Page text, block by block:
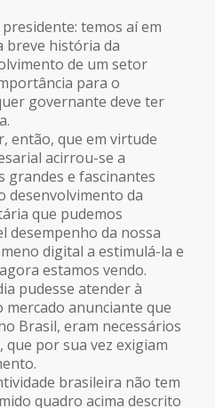
temos aí em
breve história da
de um setor
para o
governante deve ter
então, que em virtude
acirrou-se a
grandes e fascinantes
desenvolvimento da
que pudemos
desempenho da nossa
digital a estimulá-la e
estamos vendo.
pudesse atender à
mercado anunciante que
Brasil, eram necessários
por sua vez exigiam
brasileira não tem
quadro acima descrito